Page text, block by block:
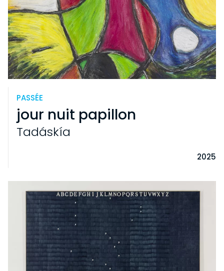
PASSÉE
jour nuit papillon
Tadáskía
2025